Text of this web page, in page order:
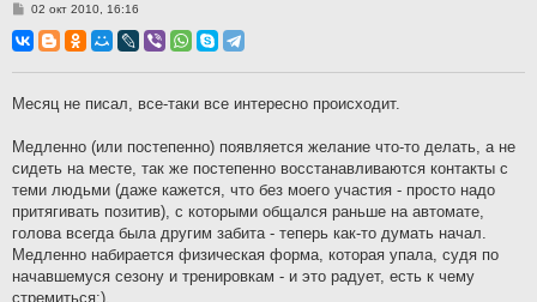
С
о
б
и
02 окт 2010, 16:16
Месяц не писал, все-таки все интересно происходит.
Медленно (или постепенно) появляется желание что-то делать, а не
сидеть на месте, так же постепенно восстанавливаются контакты с
теми людьми (даже кажется, что без моего участия - просто надо
притягивать позитив), с которыми общался раньше на автомате,
голова всегда была другим забита - теперь как-то думать начал.
Медленно набирается физическая форма, которая упала, судя по
начавшемуся сезону и тренировкам - и это радует, есть к чему
стремиться:).